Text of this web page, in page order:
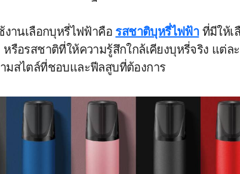
านเลือกบุหรี่ไฟฟ้าคือ รสชาติบุหรี่ไฟฟ้าที่มีให้เ
รือรสชาติที่ให้ความรู้สึกใกล้เคียงบุหรี่จริง แต่
มสไตล์ที่ชอบและฟีลสูบที่ต้องการ